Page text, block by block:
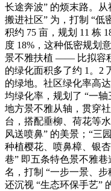
长途奔波” 的烦末路。
搬进社区” 为，打制 “低
积约 75 亩，规划 11 栋
度 18%，这种低密规划
景不雅扶植 —— 比拟容
的绿化面积多了约 1。2
的绿地。社区绿化率高
均绿化率，规划了 “一轴
地方景不雅从轴，贯穿
台，搭配垂柳、荷花等
风送喷鼻” 的美景；“三
种植樱花、喷鼻樟、银
巷” 即五条特色景不雅
名，打制 “一步一景、
还沉视 “生态环保手艺”